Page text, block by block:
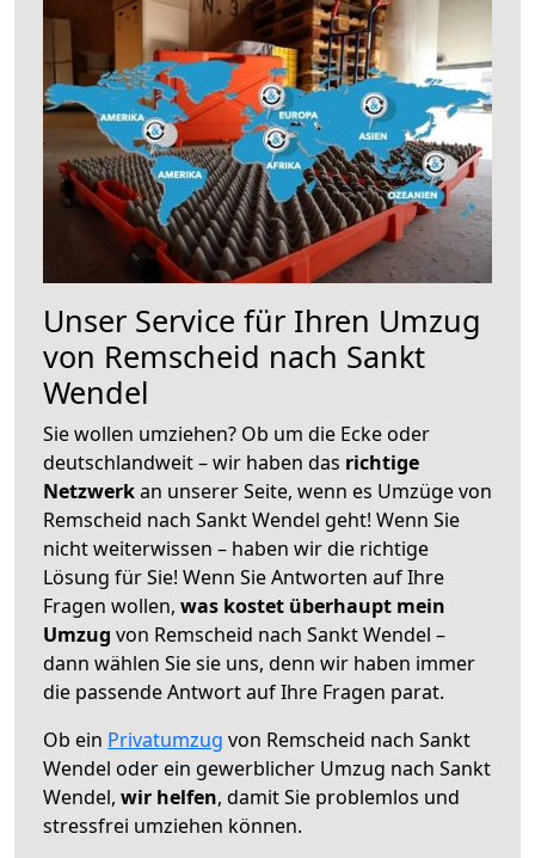
Unser Service für Ihren Umzug
von Remscheid nach Sankt
Wendel
Sie wollen umziehen? Ob um die Ecke oder
deutschlandweit – wir haben das richtige
Netzwerkan unserer Seite, wenn es Umzüge von
Remscheid nach Sankt Wendel geht! Wenn Sie
nicht weiterwissen – haben wir die richtige
Lösung für Sie! Wenn Sie Antworten auf Ihre
Fragen wollen, was kostet überhaupt mein
Umzug von Remscheid nach Sankt Wendel –
dann wählen Sie sie uns, denn wir haben immer
die passende Antwort auf Ihre Fragen parat.
Ob ein Privatumzug von Remscheid nach Sankt
Wendel oder ein gewerblicher Umzug nach Sankt
Wendel, wir helfen, damit Sie problemlos und
stressfrei umziehen können.